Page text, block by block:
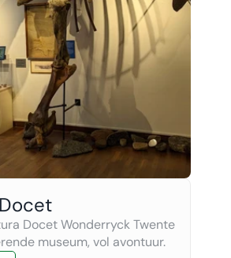
Docet Wonderryck Twente
museum, vol avontuur.